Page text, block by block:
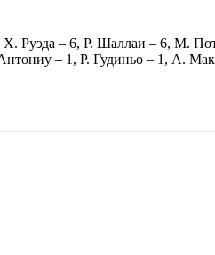
Х. Руэда – 6, Р. Шаллаи – 6, М.
– 1, Р. Гудиньо – 1, А.